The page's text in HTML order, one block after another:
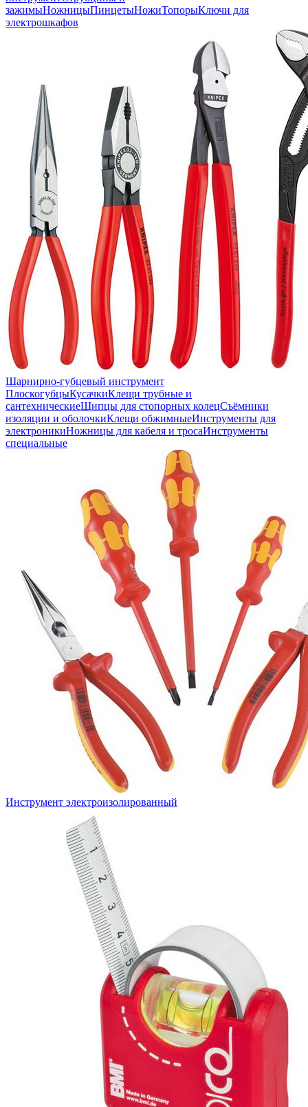
зажимыНожницыПинцетыНожиТопорыКлючи для
электрошкафов
Шарнирно-губцевый инструмент
ПлоскогубцыКусачкиКлещи трубные и
сантехническиеЩипцы для стопорных колецСъёмники
изоляции и оболочкиКлещи обжимныеИнструменты для
электроникиНожницы для кабеля и тросаИнструменты
специальные
Инструмент электроизолированный